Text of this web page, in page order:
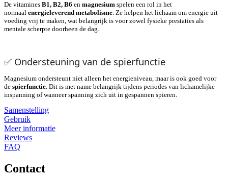
De vitamines B1, B2, B6 en magnesium spelen een rol in het
normaal energieleverend metabolisme. Ze helpen het lichaam om energie uit
voeding vrij te maken, wat belangrijk is voor zowel fysieke prestaties als
mentale scherpte doorheen de dag.
✅ Ondersteuning van de spierfunctie
Magnesium ondersteunt niet alleen het energieniveau, maar is ook goed voor
de spierfunctie. Dit is met name belangrijk tijdens periodes van lichamelijke
inspanning of wanneer spanning zich uit in gespannen spieren.
Samenstelling
Gebruik
Meer informatie
Reviews
FAQ
Contact